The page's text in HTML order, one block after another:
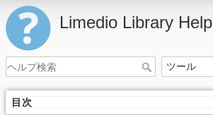
Limedio Library Help
目次